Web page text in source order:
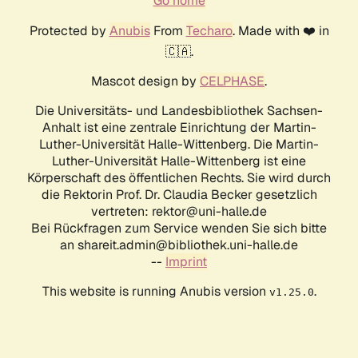
Protected by AnubisFrom Techaro. Made with ❤️ in
🇨🇦.
Mascot design by CELPHASE.
Die Universitäts- und Landesbibliothek Sachsen-
Anhalt ist eine zentrale Einrichtung der Martin-
Luther-Universität Halle-Wittenberg. Die Martin-
Luther-Universität Halle-Wittenberg ist eine
Körperschaft des öffentlichen Rechts. Sie wird durch
die Rektorin Prof. Dr. Claudia Becker gesetzlich
vertreten: rektor@uni-halle.de
Bei Rückfragen zum Service wenden Sie sich bitte
an shareit.admin@bibliothek.uni-halle.de
-- Imprint
This website is running Anubis version v1.25.0.